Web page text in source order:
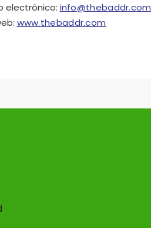
electrónico: info@thebaddr.com
www.thebaddr.com